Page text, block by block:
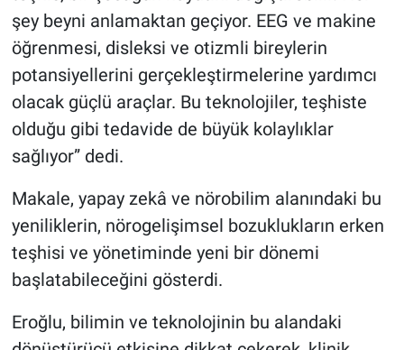
şey beyni anlamaktan geçiyor. EEG ve makine
öğrenmesi, disleksi ve otizmli bireylerin
potansiyellerini gerçekleştirmelerine yardımcı
olacak güçlü araçlar. Bu teknolojiler, teşhiste
olduğu gibi tedavide de büyük kolaylıklar
sağlıyor” dedi.
Makale, yapay zekâ ve nörobilim alanındaki bu
yeniliklerin, nörogelişimsel bozuklukların erken
teşhisi ve yönetiminde yeni bir dönemi
başlatabileceğini gösterdi.
Eroğlu, bilimin ve teknolojinin bu alandaki